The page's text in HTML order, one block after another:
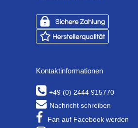
Kontaktinformationen
+49 (0) 2444 915770
Nachricht schreiben
Fan auf Facebook werden